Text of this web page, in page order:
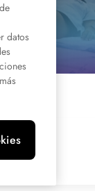
datos